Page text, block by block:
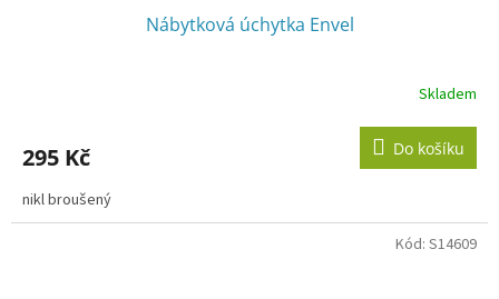
Nábytková úchytka Envel
Skladem
295 Kč Do košíku
nikl broušený
Kód: S14609